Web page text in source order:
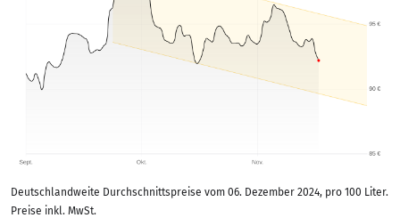
Deutschlandweite Durchschnittspreise vom 06. Dezember 2024, pro 100 Liter.
Preise inkl. MwSt.